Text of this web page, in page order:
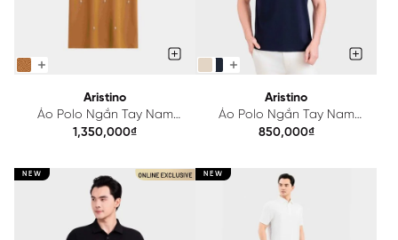
Aristino
Áo Polo Ngắn Tay Nam
Aristino Regular APS251SAH2
1,350,000₫
Aristino
Áo Polo Ngắn Tay Nam
Aristino Regular APS250SAH2
850,000₫
NEW NEW